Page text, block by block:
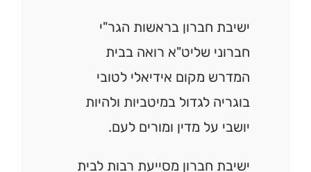
ישיבת חברון בראשות הגר"י
חברוני שליט"א רואה בבית
המדרש מקום אידיאלי לטובי
בוגריה לגדול במיטביות ולהיות
יושבי על מדין ומורים לעם.
ישיבת חברון מסייעת רבות לבית